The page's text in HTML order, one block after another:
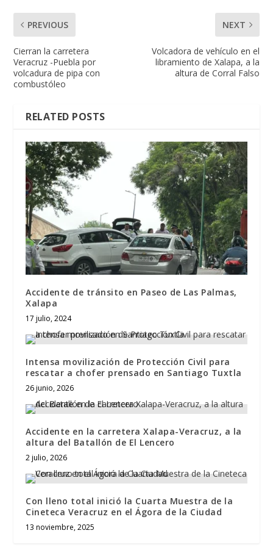
PREVIOUS
Cierran la carretera
Veracruz -Puebla por
volcadura de pipa con
combustóleo
NEXT
Volcadora de vehículo en el
libramiento de Xalapa, a la
altura de Corral Falso
RELATED POSTS
Accidente de tránsito en Paseo de Las Palmas,
Xalapa
17 julio, 2024
Intensa movilización de Protección Civil para
rescatar a chofer prensado en Santiago Tuxtla
26 junio, 2026
Accidente en la carretera Xalapa-Veracruz, a la
altura del Batallón de El Lencero
2 julio, 2026
Con lleno total inició la Cuarta Muestra de la
Cineteca Veracruz en el Ágora de la Ciudad
13 noviembre, 2025